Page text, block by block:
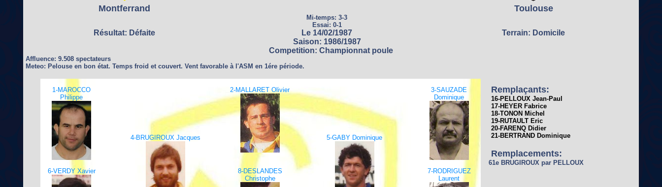
Montferrand Toulouse
Mi-temps: 3-3
Essai: 0-1
Résultat: Défaite Le 14/02/1987
Terrain: Domicile
Saison: 1986/1987
Competition: Championnat poule
Affluence: 9.508 spectateurs
Meteo: Pelouse en bon état. Temps froid et couvert. Vent favorable à l'ASM en 1ére période.
1-MAROCCO
Philippe
2-MALLARET Olivier
3-SAUZADE
Dominique
4-BRUGIROUX Jacques 5-GABY Dominique
6-VERDY Xavier
8-DESLANDES
Christophe
7-RODRIGUEZ
Laurent
Remplaçants:
16-PELLOUX Jean-Paul
17-HEYER Fabrice
18-TONON Michel
19-RUTAULT Eric
20-FARENQ Didier
21-BERTRAND Dominique
Remplacements:
61e BRUGIROUX par PELLOUX